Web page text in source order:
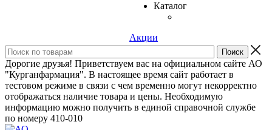
Каталог
Акции
Дорогие друзья! Приветствуем вас на официальном сайте АО
"Курганфармация". В настоящее время сайт работает в
тестовом режиме в связи с чем временно могут некорректно
отображаться наличие товара и цены. Необходимую
информацию можно получить в единой справочной службе
по номеру 410-010